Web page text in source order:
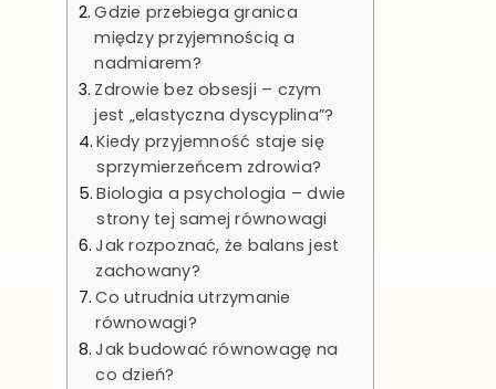
Gdzie przebiega granica
między przyjemnością a
nadmiarem?
Zdrowie bez obsesji – czym
jest „elastyczna dyscyplina”?
Kiedy przyjemność staje się
sprzymierzeńcem zdrowia?
Biologia a psychologia – dwie
strony tej samej równowagi
Jak rozpoznać, że balans jest
zachowany?
Co utrudnia utrzymanie
równowagi?
Jak budować równowagę na
co dzień?